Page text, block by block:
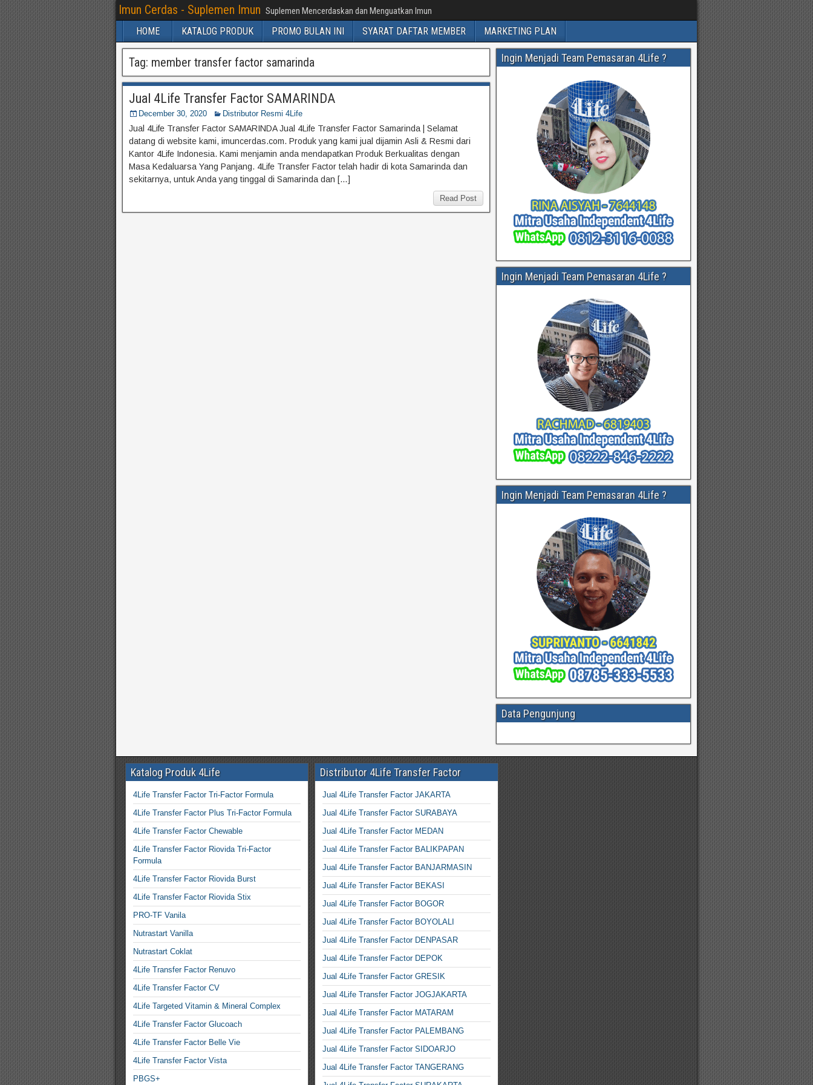
Imun Cerdas - Suplemen Imun Suplemen Mencerdaskan dan Menguatkan Imun
HOME KATALOG PRODUK PROMO BULAN INI SYARAT DAFTAR MEMBER MARKETING PLAN
Tag: member transfer factor samarinda
Jual 4Life Transfer Factor SAMARINDA
December 30, 2020 Distributor Resmi 4Life
Jual 4Life Transfer Factor SAMARINDA Jual 4Life Transfer Factor Samarinda | Selamat
datang di website kami, imuncerdas.com. Produk yang kami jual dijamin Asli & Resmi dari
Kantor 4Life Indonesia. Kami menjamin anda mendapatkan Produk Berkualitas dengan
Masa Kedaluarsa Yang Panjang. 4Life Transfer Factor telah hadir di kota Samarinda dan
sekitarnya, untuk Anda yang tinggal di Samarinda dan […]
Read Post
Ingin Menjadi Team Pemasaran 4Life ?
Ingin Menjadi Team Pemasaran 4Life ?
Ingin Menjadi Team Pemasaran 4Life ?
Data Pengunjung
Katalog Produk 4Life
4Life Transfer Factor Tri-Factor Formula
4Life Transfer Factor Plus Tri-Factor Formula
4Life Transfer Factor Chewable
4Life Transfer Factor Riovida Tri-Factor
Formula
4Life Transfer Factor Riovida Burst
4Life Transfer Factor Riovida Stix
PRO-TF Vanila
Nutrastart Vanilla
Nutrastart Coklat
4Life Transfer Factor Renuvo
4Life Transfer Factor CV
4Life Targeted Vitamin & Mineral Complex
4Life Transfer Factor Glucoach
4Life Transfer Factor Belle Vie
4Life Transfer Factor Vista
PBGS+
Distributor 4Life Transfer Factor
Jual 4Life Transfer Factor JAKARTA
Jual 4Life Transfer Factor SURABAYA
Jual 4Life Transfer Factor MEDAN
Jual 4Life Transfer Factor BALIKPAPAN
Jual 4Life Transfer Factor BANJARMASIN
Jual 4Life Transfer Factor BEKASI
Jual 4Life Transfer Factor BOGOR
Jual 4Life Transfer Factor BOYOLALI
Jual 4Life Transfer Factor DENPASAR
Jual 4Life Transfer Factor DEPOK
Jual 4Life Transfer Factor GRESIK
Jual 4Life Transfer Factor JOGJAKARTA
Jual 4Life Transfer Factor MATARAM
Jual 4Life Transfer Factor PALEMBANG
Jual 4Life Transfer Factor SIDOARJO
Jual 4Life Transfer Factor TANGERANG